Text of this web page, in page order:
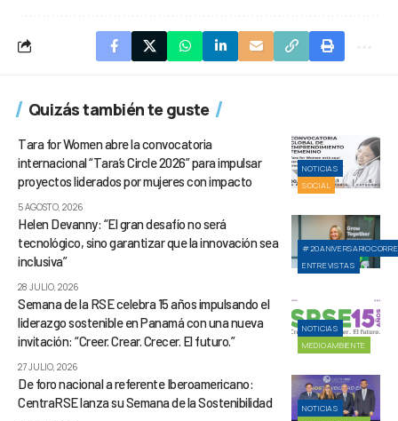
Quizás también te guste
NOTICIAS
SOCIAL
Tara for Women abre la convocatoria
internacional “Tara’s Circle 2026” para impulsar
proyectos liderados por mujeres con impacto
5 AGOSTO, 2026
ENTREVISTAS
Helen Devanny: “El gran desafío no será
tecnológico, sino garantizar que la innovación sea
inclusiva”
28 JULIO, 2026
NOTICIAS
MEDIOAMBIENTE
Semana de la RSE celebra 15 años impulsando el
liderazgo sostenible en Panamá con una nueva
invitación: “Creer. Crear. Crecer. El futuro.”
27 JULIO, 2026
NOTICIAS
De foro nacional a referente Iberoamericano:
CentraRSE lanza su Semana de la Sostenibilidad